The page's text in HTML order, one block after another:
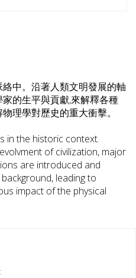
中。沿著人類文明發展的軸
的生平與貢獻,來解釋各種
理學對歷史的重大衝擊。
in the historic context.
of civilization, major
are introduced and
leading to
impact of the physical